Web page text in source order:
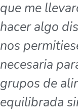
que me
hacer algo
nos
necesaria
grupos de
equilibrada